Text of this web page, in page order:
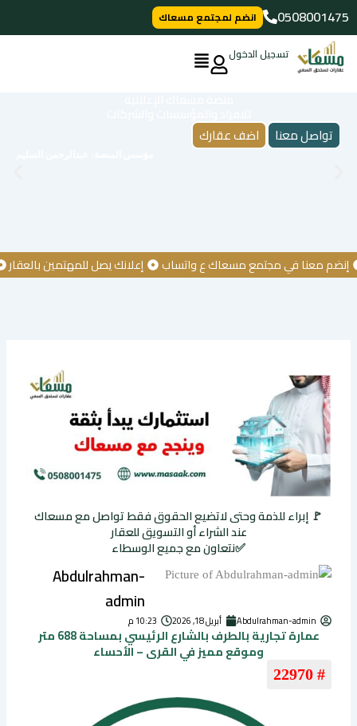
تخطي
إلى
المحتوى
0508001475
انضم لمجتمع مسعاك
تسجيل الدخول
تواصل معنا اضف عقارك
معنا في مجتمع مسعاك ع واتساب إعلانك يصل للمهتمين بالعقار
🚩 إبراء للذمة وحتى لاتضيع الحقوق فقط تواصل مع مسعاك
عند الشراء أو التسويق للعقار
✅نتعاون مع جميع الوسطاء
Abdulrahman-
admin
Abdulrahman-admin أبريل 18, 2026 10:23 م
عمارة تجارية بالطرف بالشارع الرئيسي بمساحة 688 متر
وموقع مميز في القرى – الأحساء
# 22970